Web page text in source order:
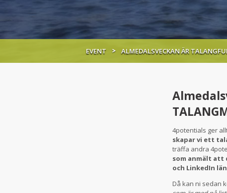
EVENT ALMEDALSVECKAN ÄR
4potentials ger
skapar vi ett
träffa andra
som anmält att
och LinkedIn
Då kan ni sedan